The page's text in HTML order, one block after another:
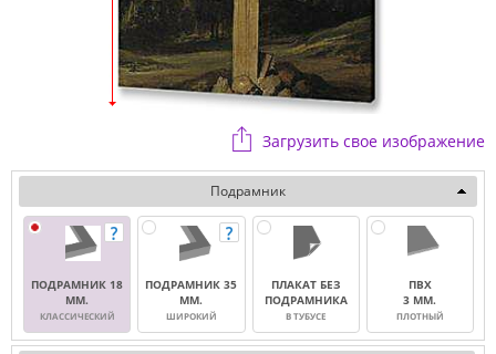
Загрузить свое изображение
Подрамник
ПОДРАМНИК 18
ММ.
КЛАССИЧЕСКИЙ
ПОДРАМНИК 35
ММ.
ШИРОКИЙ
ПЛАКАТ БЕЗ
ПОДРАМНИКА
В ТУБУСЕ
ПВХ
3 ММ.
ПЛОТНЫЙ